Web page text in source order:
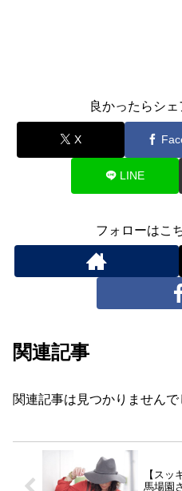
良かったらシ
X
LINE
フォローはこ
関連記事
関連記事は見つかりませんで
【スッ
馬場園